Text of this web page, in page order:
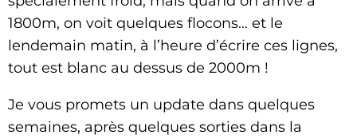
1800m, on voit quelques flocons… et le
lendemain matin, à l’heure d’écrire ces lignes,
tout est blanc au dessus de 2000m !
Je vous promets un update dans quelques
semaines, après quelques sorties dans la